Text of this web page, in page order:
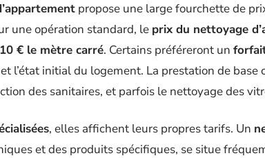
propose une large fourchette de
une opération standard, le prix du nettoyage
€ le mètre carré. Certains préféreront un
l’état initial du logement. La prestation de base
des sanitaires, et parfois le nettoyage des
, elles affichent leurs propres tarifs. Un
et des produits spécifiques, se situe